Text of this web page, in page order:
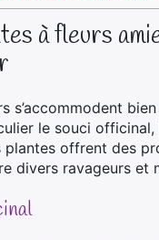
à fleurs
s’accommodent
le souci
plantes offrent des
divers ravageurs et